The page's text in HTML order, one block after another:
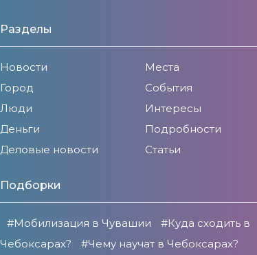
Разделы
Новости
Город
Люди
Деньги
Деловые новости
Места
События
Интересы
Подробности
Статьи
Подборки
#Мобилизация в Чувашии
#Куда сходить в
Чебоксарах?
#Чему научат в Чебоксарах?